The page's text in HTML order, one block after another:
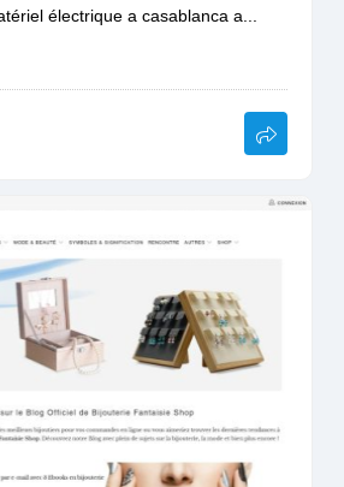
électrique a casablanca a...